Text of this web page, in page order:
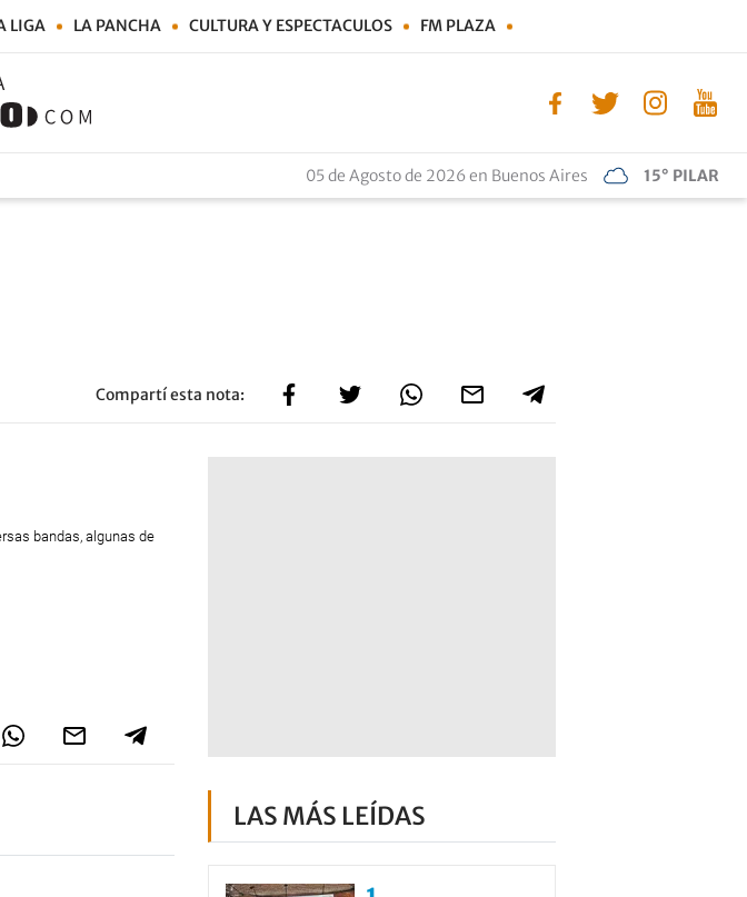
LIGA LA PANCHA CULTURA Y ESPECTACULOS FM PLAZA
05 de Agosto de 2026 en Buenos Aires 15° PILAR
Compartí esta nota:
bandas, algunas de
LAS MÁS LEÍDAS